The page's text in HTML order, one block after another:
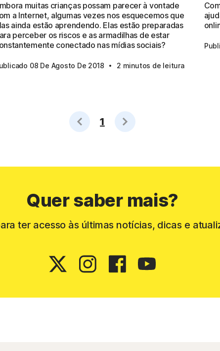
muitas crianças possam parecer à vontade
a Internet, algumas vezes nos esquecemos que
ainda estão aprendendo. Elas estão preparadas
perceber os riscos e as armadilhas de estar
conectado nas mídias sociais?
08 De Agosto De 2018 · 2 minutos de leitura
1
Quer saber mais?
ter acesso às últimas notícias, dicas e